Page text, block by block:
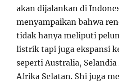
akan dijalankan di
menyampaikan bahwa
tidak hanya meliputi
listrik tapi juga ekspansi
seperti Australia, Selandia
Afrika Selatan. Shi juga